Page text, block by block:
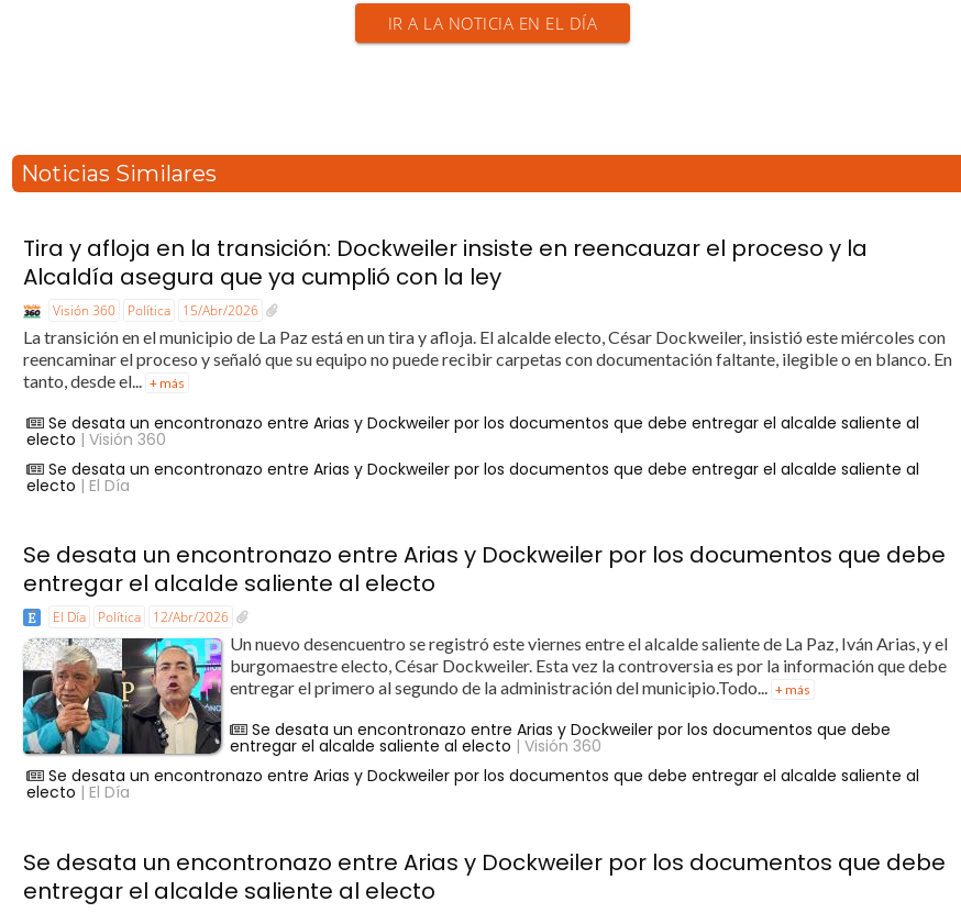
IR A LA NOTICIA EN EL DÍA
Noticias Similares
Tira y afloja en la transición: Dockweiler insiste en reencauzar el proceso y la
Alcaldía asegura que ya cumplió con la ley
Visión 360 Política 15/Abr/2026
La transición en el municipio de La Paz está en un tira y afloja. El alcalde electo, César Dockweiler, insistió este miércoles con
reencaminar el proceso y señaló que su equipo no puede recibir carpetas con documentación faltante, ilegible o en blanco. En
tanto, desde el...
+ más
Se desata un encontronazo entre Arias y Dockweiler por los documentos que debe entregar el alcalde saliente al
electo | Visión 360
Se desata un encontronazo entre Arias y Dockweiler por los documentos que debe entregar el alcalde saliente al
electo | El Día
Se desata un encontronazo entre Arias y Dockweiler por los documentos que debe
entregar el alcalde saliente al electo
El Día Política 12/Abr/2026
Un nuevo desencuentro se registró este viernes entre el alcalde saliente de La Paz, Iván Arias, y el
burgomaestre electo, César Dockweiler. Esta vez la controversia es por la información que debe
entregar el primero al segundo de la administración del municipio.Todo... + más
Se desata un encontronazo entre Arias y Dockweiler por los documentos que debe
entregar el alcalde saliente al electo | Visión 360
Se desata un encontronazo entre Arias y Dockweiler por los documentos que debe entregar el alcalde saliente al
electo | El Día
Se desata un encontronazo entre Arias y Dockweiler por los documentos que debe
entregar el alcalde saliente al electo